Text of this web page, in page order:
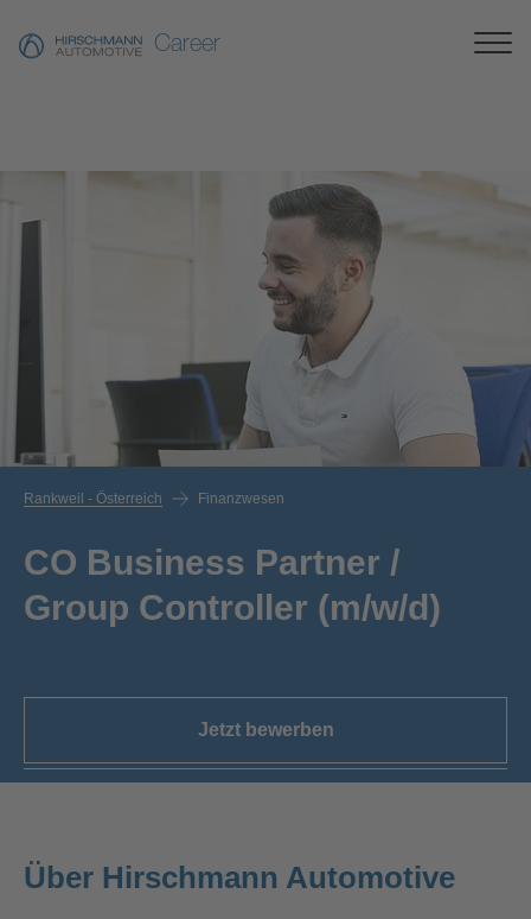
Career
Rankweil - Österreich Finanzwesen
CO Business Partner /
Group Controller (m/w/d)
Jetzt bewerben
Über Hirschmann Automotive